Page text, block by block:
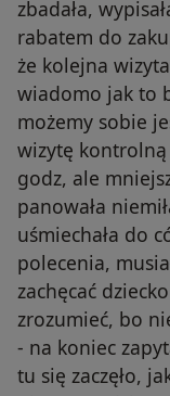
zbadała,
rabatem do
że kolejna
wiadomo jak to
możemy sobie
wizytę kontrolną
godz, ale
panowała
uśmiechała do
polecenia,
zachęcać
zrozumieć, bo
- na koniec
tu się zaczęło,